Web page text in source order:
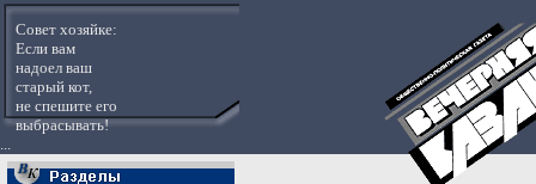
Совет хозяйке:
Если вам
надоел ваш
старый кот,
не спешите его
выбрасывать!
...